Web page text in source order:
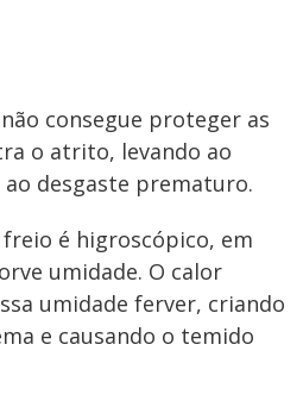
consegue proteger as
o atrito, levando ao
desgaste prematuro.
freio é higroscópico, em
umidade. O calor
umidade ferver, criando
e causando o temido